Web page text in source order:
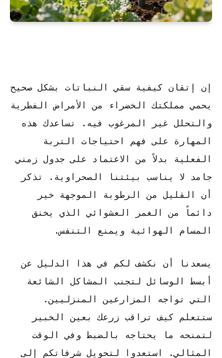
إن إتقان كيفية سقي النباتات بشكل صحيح
يحمي مملكتك الخضراء من الأمراض الفطرية
والتحلل غير المرغوب فيه. تساعدك هذه
المهارة على فهم احتياجات التربة
الفعلية بدلاً من الاعتماد على جدول زمني
جامد لا يناسب بيئتنا الصحراوية. تذكر
أن القليل من الرطوبة الموجهة خير
دائماً من الغمر العشوائي الذي يخنق
المسام الهوائية ويمنع التنفس.
يسعدنا أن نكشف لكم في هذا الدليل عن
أبسط الوسائل لتجنب المشاكل الشائعة
التي تواجه المزارعين المنزليين.
ستتعلم كيف تراقب زرعك بعين الخبير
لتمنحه ما يحتاجه بالضبط وفي الوقت
المثالي. استعدوا لتحويل شرفاتكم إلى